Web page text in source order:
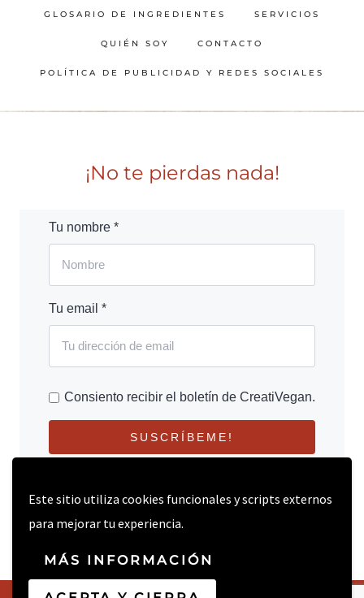
Este sitio utiliza cookies funcionales y scripts externos
para mejorar tu experiencia.
MÁS INFORMACIÓN
GLOSARIO DE INGREDIENTES SERVICIOS
QUIÉN SOY CONTACTO
POLÍTICA DE PUBLICIDAD Y REDES SOCIALES
¡No te pierdas nada!
Tu nombre *
Tu email *
Consiento recibir el boletín de CreatiVegan.
SUSCRÍBEME!